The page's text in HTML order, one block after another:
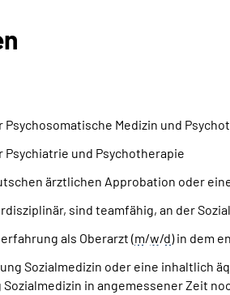
Psychosomatische Medizin und
Psychiatrie und Psychotherapie
ärztlichen Approbation oder
sind teamfähig, an der
als Oberarzt (m/w/d) in dem
Sozialmedizin oder eine inhaltlich
in angemessener Zeit